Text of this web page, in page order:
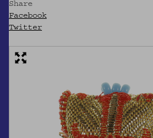
Share
Facebook
Twitter